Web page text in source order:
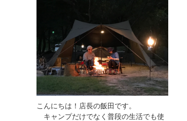
こんにちは！店長の飯田です。
キャンプだけでなく普段の生活でも使